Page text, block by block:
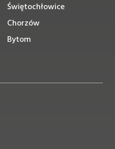
Świętochłowice
Chorzów
Bytom